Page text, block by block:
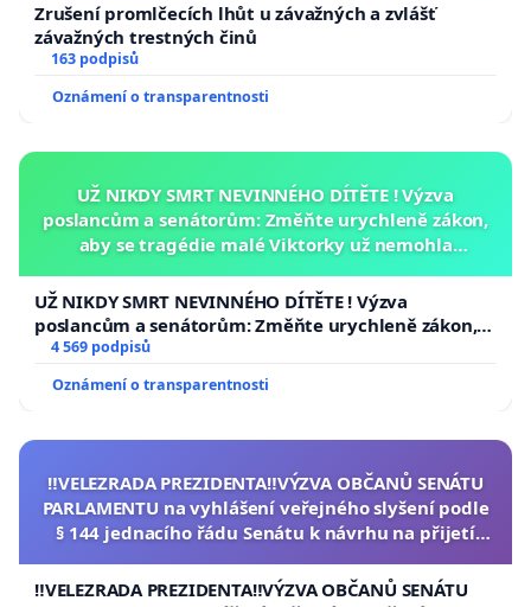
Zrušení promlčecích lhůt u závažných a zvlášť
závažných trestných činů
163 podpisů
Oznámení o transparentnosti
UŽ NIKDY SMRT NEVINNÉHO DÍTĚTE ! Výzva
poslancům a senátorům: Změňte urychleně zákon,
aby se tragédie malé Viktorky už nemohla
UŽ NIKDY SMRT NEVINNÉHO DÍTĚTE ! Výzva
poslancům a senátorům: Změňte urychleně zákon,
aby se tragédie malé Viktorky už nemohla opakovat!
4 569 podpisů
Oznámení o transparentnosti
‼️VELEZRADA PREZIDENTA‼️VÝZVA OBČANŮ SENÁTU
PARLAMENTU na vyhlášení veřejného slyšení podle
§ 144 jednacího řádu Senátu k návrhu na přijetí
republiky
‼️VELEZRADA PREZIDENTA‼️VÝZVA OBČANŮ SENÁTU